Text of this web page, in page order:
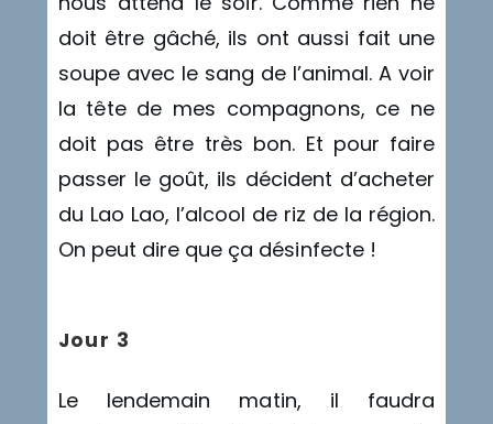
doit être gâché, ils ont aussi fait une
soupe avec le sang de l’animal. A voir
la tête de mes compagnons, ce ne
doit pas être très bon. Et pour faire
passer le goût, ils décident d’acheter
du Lao Lao, l’alcool de riz de la région.
On peut dire que ça désinfecte !
Jour 3
Le lendemain matin, il faudra